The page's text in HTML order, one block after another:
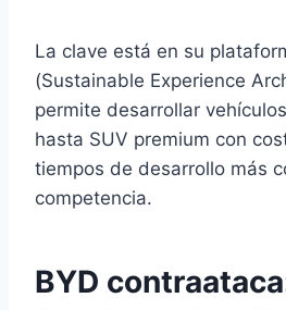
La clave está en su
(Sustainable Experience
permite desarrollar
hasta SUV premium con
tiempos de desarrollo más
competencia.
BYD